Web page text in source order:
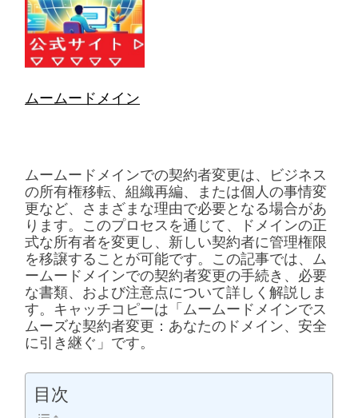
ムームードメイン
ムームードメインでの契約者変更は、ビジネス
の所有権移転、組織再編、または個人の事情変
更など、さまざまな理由で必要となる場合があ
ります。このプロセスを通じて、ドメインの正
式な所有者を変更し、新しい契約者に管理権限
を移譲することが可能です。この記事では、ム
ームードメインでの契約者変更の手続き、必要
な書類、および注意点について詳しく解説しま
す。キャッチコピーは「ムームードメインでス
ムーズな契約者変更：あなたのドメイン、安全
に引き継ぐ」です。
目次